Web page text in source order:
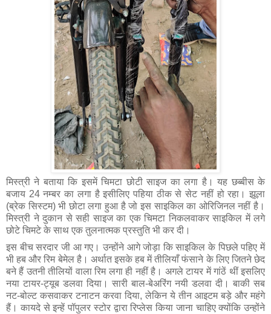
मिस्त्री ने बताया कि इसमें चिमटा छोटी साइज का लगा है। यह छब्बीस के
बजाय 24 नम्बर का लगा है इसीलिए पहिया ठीक से सेट नहीं हो रहा। झूला
(ब्रेक सिस्टम) भी छोटा लगा हुआ है जो इस साइकिल का ओरिजिनल नहीं है।
मिस्त्री ने दुकान से सही साइज का एक चिमटा निकलवाकर साइकिल में लगे
छोटे चिमटे के साथ एक तुलनात्मक प्रस्तुति भी कर दी।
इस बीच सरदार जी आ गए। उन्होंने आगे जोड़ा कि साइकिल के पिछले पहिए में
भी हब और रिम बेमेल है। अर्थात इसके हब में तीलियाँ फंसाने के लिए जितने छेद
बने हैं उतनी तीलियों वाला रिम लगा ही नहीं है। अगले टायर में गांठें थीं इसलिए
नया टायर-ट्यूब डलवा दिया। सारी बाल-बेअरिंग नयी डलवा दी। बाकी सब
नट-बोल्ट कसवाकर टनाटन करवा दिया, लेकिन ये तीन आइटम बड़े और महंगे
हैं। कायदे से इन्हें पॉपुलर स्टोर द्वारा रिप्लेस किया जाना चाहिए क्योंकि उन्होंने